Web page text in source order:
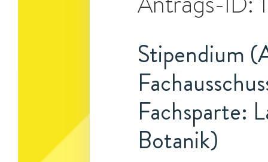
Stipendium
Fachsparte:
Botanik)